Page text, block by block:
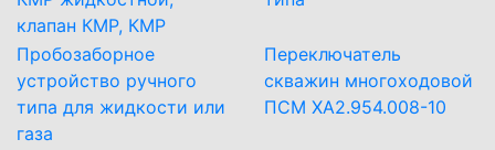
клапан КМР, КМР
Пробозаборное
устройство ручного
типа для жидкости или
газа
Переключатель
скважин многоходовой
ПСМ ХА2.954.008-10